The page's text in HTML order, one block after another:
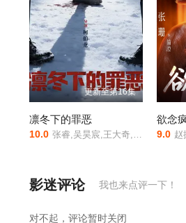
更新至第16集
凛冬下的罪恶
10.0 张睿,吴昊宸,王大奇,孙之鸿,洪冰瑶,肖涵,嘉泽,李蒲赫,左腾云,何磊,王心嫚,李繁,苏宥辰,刘佳萌,洪爽,刘亭希,窦新豪,刘伟峰,刘朔豪,徐章
欲念
9.0 赵
影迷评论 我也来点评一下！
对不起，评论暂时关闭